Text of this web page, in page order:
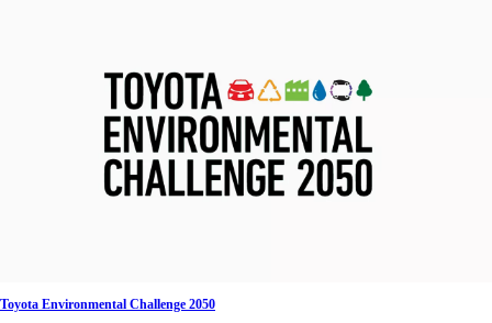
Toyota Environmental Challenge 2050